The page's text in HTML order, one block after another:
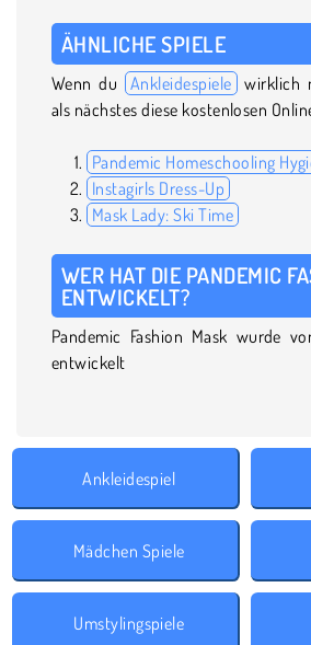
ÄHNLICHE SPIELE
Wenn du Ankleidespiele wirklich
als nächstes diese kostenlosen
Pandemic Homeschooling
Instagirls Dress-Up
Mask Lady: Ski Time
WER HAT DIE PANDEMIC
ENTWICKELT?
Pandemic Fashion Mask wurde
entwickelt
Ankleidespiel
Mädchen Spiele
Umstylingspiele